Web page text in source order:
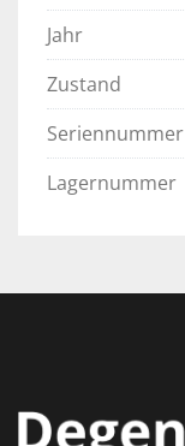
Jahr
Zustand
Seriennummer
Lagernummer